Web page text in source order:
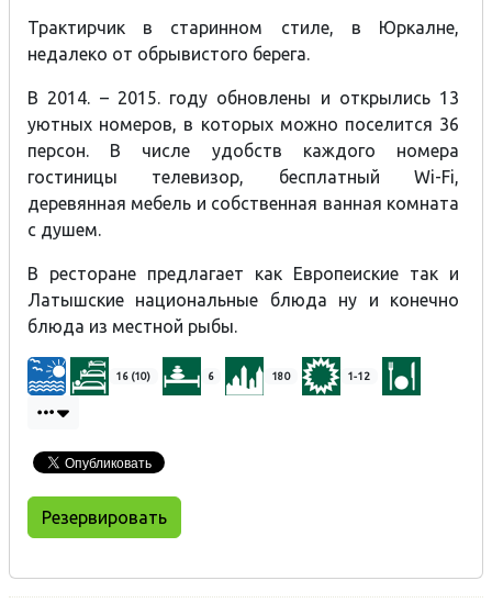
Трактирчик в старинном стиле, в Юркалне,
недалеко от обрывистого берега.
В 2014. – 2015. году обновлены и открылись 13
уютных номеров, в которых можно поселится 36
персон. В числе удобств каждого номера
гостиницы телевизор, бесплатный Wi-Fi,
деревянная мебель и собственная ванная комната
с душем.
В ресторане предлагает как Европеиские так и
Латышские национальные блюда ну и конечно
блюда из местной рыбы.
16 (10) 6 180 1-12
Резервировать